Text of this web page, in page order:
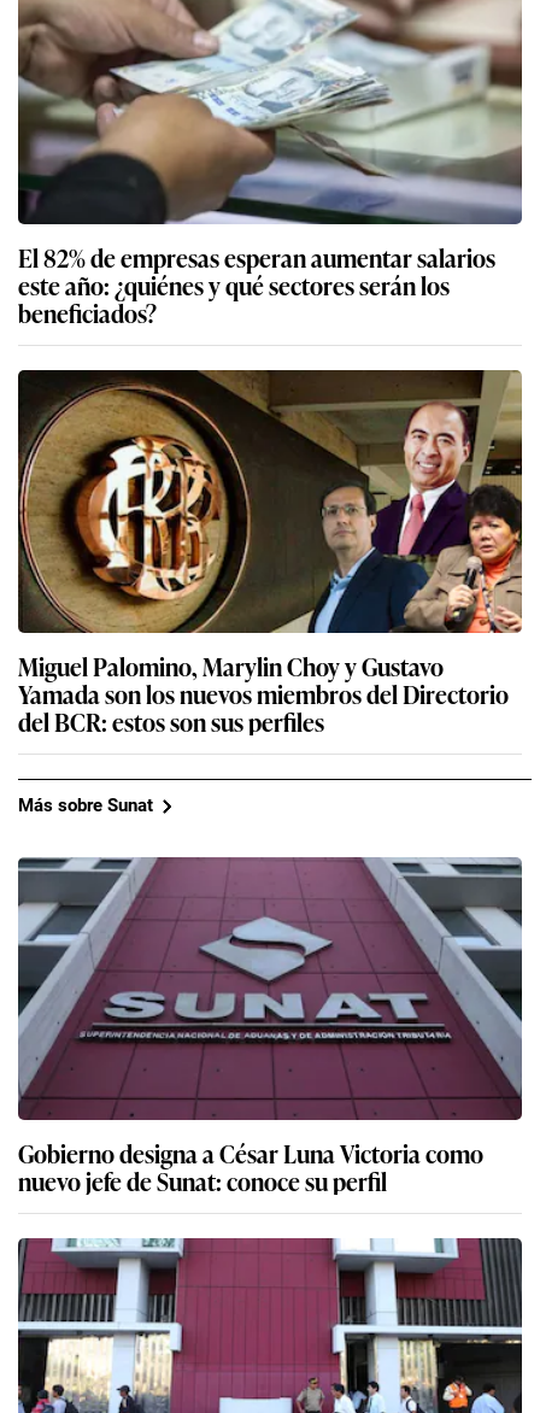
El 82% de empresas esperan aumentar salarios
este año: ¿quiénes y qué sectores serán los
beneficiados?
Miguel Palomino, Marylin Choy y Gustavo
Yamada son los nuevos miembros del Directorio
del BCR: estos son sus perfiles
Más sobre Sunat
Gobierno designa a César Luna Victoria como
nuevo jefe de Sunat: conoce su perfil